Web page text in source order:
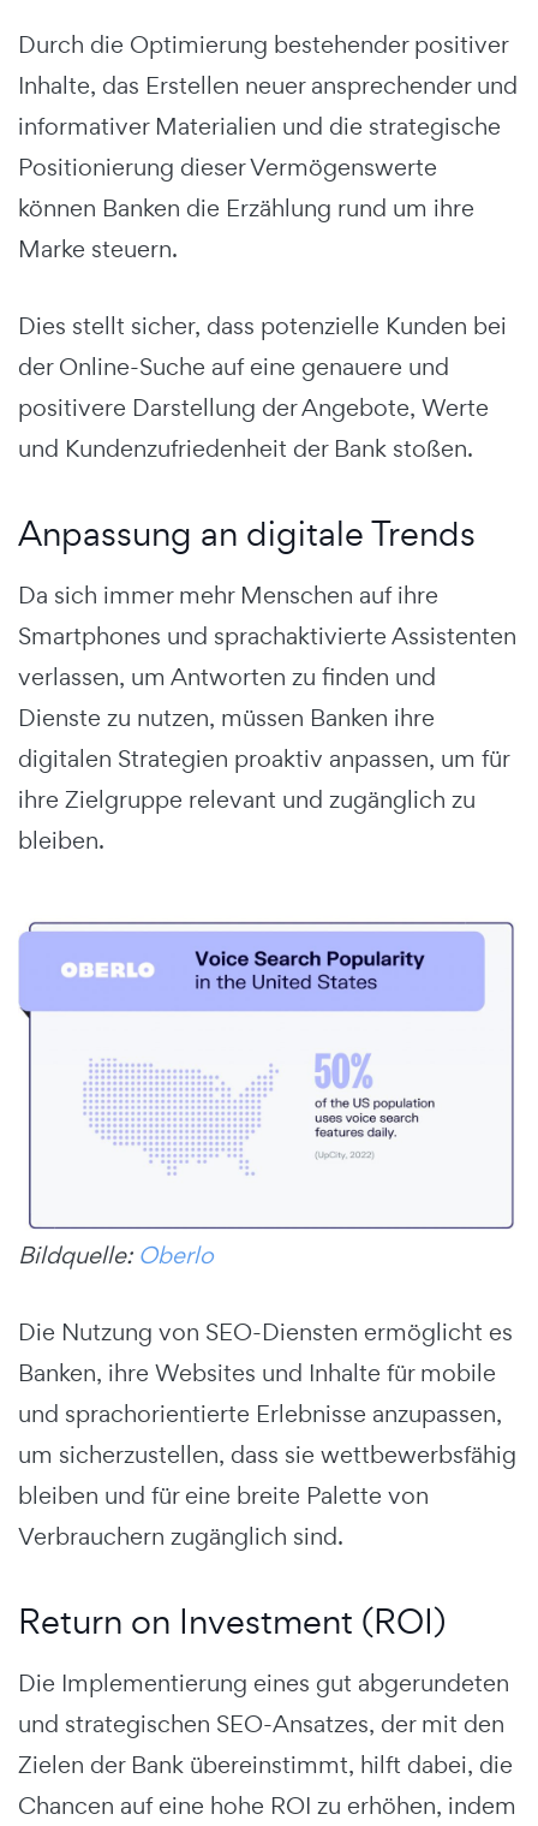
Durch die Optimierung bestehender positiver
Inhalte, das Erstellen neuer ansprechender und
informativer Materialien und die strategische
Positionierung dieser Vermögenswerte
können Banken die Erzählung rund um ihre
Marke steuern.
Dies stellt sicher, dass potenzielle Kunden bei
der Online-Suche auf eine genauere und
positivere Darstellung der Angebote, Werte
und Kundenzufriedenheit der Bank stoßen.
Anpassung an digitale Trends
Da sich immer mehr Menschen auf ihre
Smartphones und sprachaktivierte Assistenten
verlassen, um Antworten zu finden und
Dienste zu nutzen, müssen Banken ihre
digitalen Strategien proaktiv anpassen, um für
ihre Zielgruppe relevant und zugänglich zu
bleiben.
Bildquelle: Oberlo
Die Nutzung von SEO-Diensten ermöglicht es
Banken, ihre Websites und Inhalte für mobile
und sprachorientierte Erlebnisse anzupassen,
um sicherzustellen, dass sie wettbewerbsfähig
bleiben und für eine breite Palette von
Verbrauchern zugänglich sind.
Return on Investment (ROI)
Die Implementierung eines gut abgerundeten
und strategischen SEO-Ansatzes, der mit den
Zielen der Bank übereinstimmt, hilft dabei, die
Chancen auf eine hohe ROI zu erhöhen, indem